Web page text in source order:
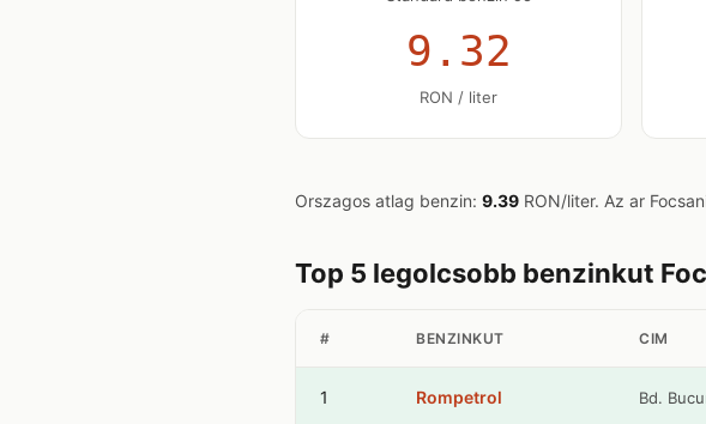
9.32
RON / liter
Orszagos atlag benzin: 9.39 RON/liter. Az ar
Top 5 legolcsobb benzinkut
# BENZINKUT CIM
1 Rompetrol Bd.